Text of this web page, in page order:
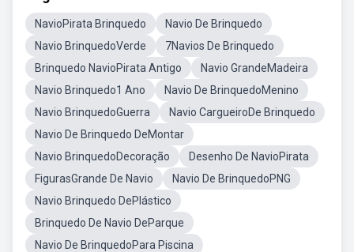
NavioPirata Brinquedo
Navio De Brinquedo
Navio BrinquedoVerde
7Navios De Brinquedo
Brinquedo NavioPirata Antigo
Navio GrandeMadeira
Navio Brinquedo1 Ano
Navio De BrinquedoMenino
Navio BrinquedoGuerra
Navio CargueiroDe Brinquedo
Navio De Brinquedo DeMontar
Navio BrinquedoDecoração
Desenho De NavioPirata
FigurasGrande De Navio
Navio De BrinquedoPNG
Navio Brinquedo DePlástico
Brinquedo De Navio DeParque
Navio De BrinquedoPara Piscina